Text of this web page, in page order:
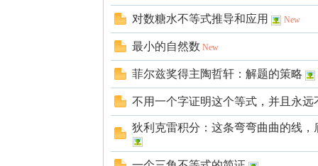
对数糖水不等式推导和应用 New
最小的自然数 New
菲尔兹奖得主陶哲轩：解题的策略
不用一个字证明这个等式，并且永远
狄利克雷积分：这条弯弯曲曲的线，